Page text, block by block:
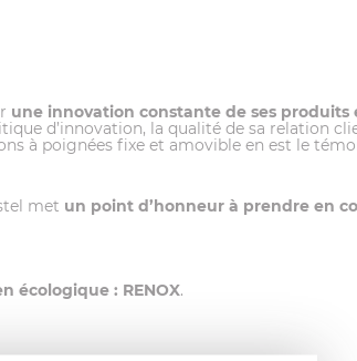
une innovation constante de ses produits
d’innovation, la qualité de sa relation
à poignées fixe et amovible en est le
met un point d’honneur à prendre en
écologique : RENOX.